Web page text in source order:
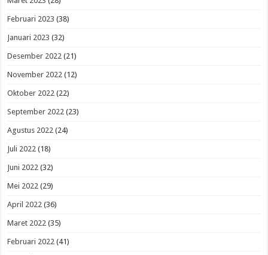
Februari 2023 (38)
Januari 2023 (32)
Desember 2022 (21)
November 2022 (12)
Oktober 2022 (22)
September 2022 (23)
Agustus 2022 (24)
Juli 2022 (18)
Juni 2022 (32)
Mei 2022 (29)
April 2022 (36)
Maret 2022 (35)
Februari 2022 (41)